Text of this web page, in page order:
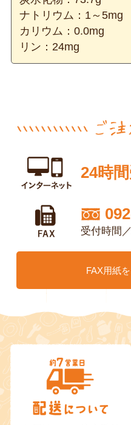
ナトリウム：1～5mg
カリウム：0.0mg
リン：24mg
24時
受付時間
FAX用紙